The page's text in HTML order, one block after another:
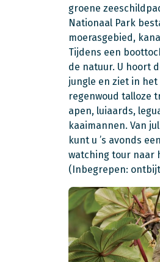
groene
Nationaal Park
moerasgebied,
Tijdens een
de natuur. U hoort
jungle en ziet in
regenwoud talloze
apen, luiaards,
kaaimannen. Van
kunt u ’s avonds
watching tour naar
(Inbegrepen: